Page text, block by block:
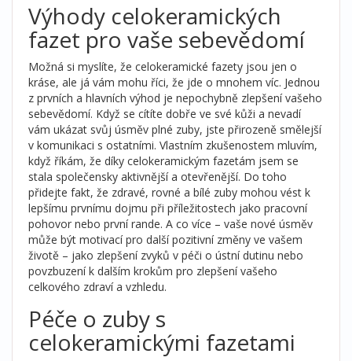
Výhody celokeramických
fazet pro vaše sebevědomí
Možná si myslíte, že celokeramické fazety jsou jen o
kráse, ale já vám mohu říci, že jde o mnohem víc. Jednou
z prvních a hlavních výhod je nepochybně zlepšení vašeho
sebevědomí. Když se cítíte dobře ve své kůži a nevadí
vám ukázat svůj úsměv plné zuby, jste přirozeně smělejší
v komunikaci s ostatními. Vlastním zkušenostem mluvím,
když říkám, že díky celokeramickým fazetám jsem se
stala společensky aktivnější a otevřenější. Do toho
přidejte fakt, že zdravé, rovné a bílé zuby mohou vést k
lepšímu prvnímu dojmu při příležitostech jako pracovní
pohovor nebo první rande. A co více – vaše nové úsměv
může být motivací pro další pozitivní změny ve vašem
životě – jako zlepšení zvyků v péči o ústní dutinu nebo
povzbuzení k dalším krokům pro zlepšení vašeho
celkového zdraví a vzhledu.
Péče o zuby s
celokeramickými fazetami